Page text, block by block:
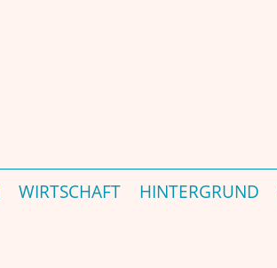
WIRTSCHAFT HINTERGRUND